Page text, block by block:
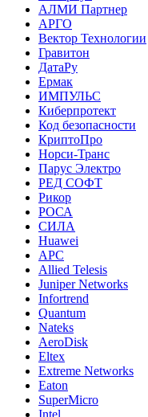
АЛМИ Партнер
АРГО
Вектор Технологии
Гравитон
ДатаРу
Ермак
ИМПУЛЬС
Киберпротект
Код безопасности
КриптоПро
Норси-Транс
Парус Электро
РЕД СОФТ
Рикор
РОСА
СИЛА
Huawei
APC
Allied Telesis
Juniper Networks
Infortrend
Quantum
Nateks
AeroDisk
Eltex
Extreme Networks
Eaton
SuperMicro
Intel